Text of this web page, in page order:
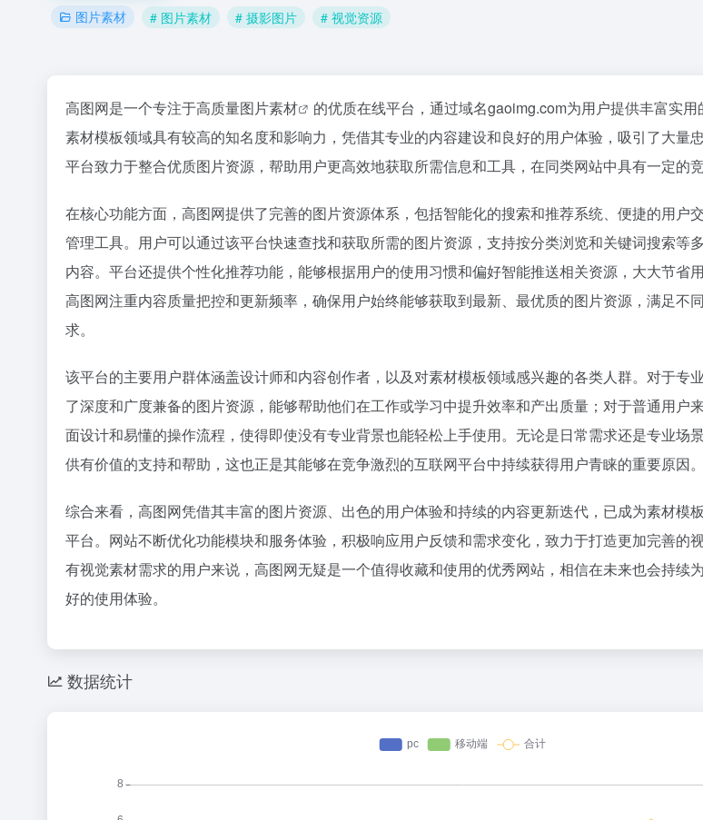
图片素材 # 图片素材 # 摄影图片 # 视觉资源
高图网是一个专注于高质量图片素材
的优质在线平台，通过域名gaoimg.com为用户提供丰富实
素材模板领域具有较高的知名度和影响力，凭借其专业的内容建设和良好的用户体验，吸引了大量
平台致力于整合优质图片资源，帮助用户更高效地获取所需信息和工具，在同类网站中具有一定的
在核心功能方面，高图网提供了完善的图片资源体系，包括智能化的搜索和推荐系统、便捷的用户
管理工具。用户可以通过该平台快速查找和获取所需的图片资源，支持按分类浏览和关键词搜索等
内容。平台还提供个性化推荐功能，能够根据用户的使用习惯和偏好智能推送相关资源，大大节省
高图网注重内容质量把控和更新频率，确保用户始终能够获取到最新、最优质的图片资源，满足不
求。
该平台的主要用户群体涵盖设计师和内容创作者，以及对素材模板领域感兴趣的各类人群。对于专
了深度和广度兼备的图片资源，能够帮助他们在工作或学习中提升效率和产出质量；对于普通用户
面设计和易懂的操作流程，使得即使没有专业背景也能轻松上手使用。无论是日常需求还是专业场
供有价值的支持和帮助，这也正是其能够在竞争激烈的互联网平台中持续获得用户青睐的重要原因。
综合来看，高图网凭借其丰富的图片资源、出色的用户体验和持续的内容更新迭代，已成为素材模
平台。网站不断优化功能模块和服务体验，积极响应用户反馈和需求变化，致力于打造更加完善的
有视觉素材需求的用户来说，高图网无疑是一个值得收藏和使用的优秀网站，相信在未来也会持续
好的使用体验。
数据统计
3 Cursor，即
4
6 寒武纪：上
7
8